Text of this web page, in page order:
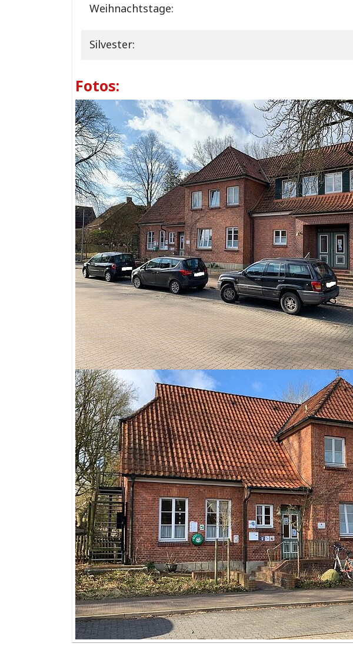
Weihnachtstage:
Silvester:
Fotos: